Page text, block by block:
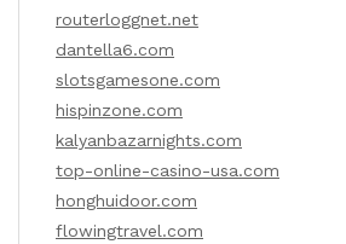
routerloggnet.net
dantella6.com
slotsgamesone.com
hispinzone.com
kalyanbazarnights.com
top-online-casino-usa.com
honghuidoor.com
flowingtravel.com